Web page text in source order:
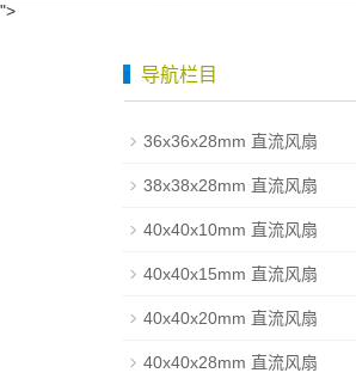
">
导航栏目
36x36x28mm 直流风扇
38x38x28mm 直流风扇
40x40x10mm 直流风扇
40x40x15mm 直流风扇
40x40x20mm 直流风扇
40x40x28mm 直流风扇